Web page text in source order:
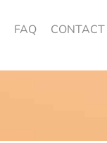
FAQ CONTACT